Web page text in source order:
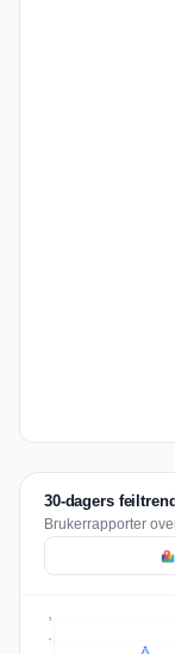
30-dagers
Brukerrapporter
7
9